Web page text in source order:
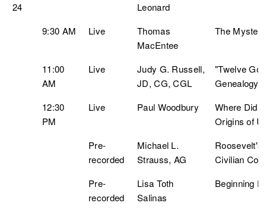
24
Leonard
9:30 AM Live
Thomas
MacEntee
The
11:00
AM
Live
Judy G. Russell,
JD, CG, CGL
"Twelve
Genealogy
12:30
PM
Live Paul Woodbury
Where Did
Origins of
Pre-
recorded
Michael L.
Strauss, AG
Roosevelt's
Civilian
Pre-
recorded
Lisa Toth
Salinas
Beginning